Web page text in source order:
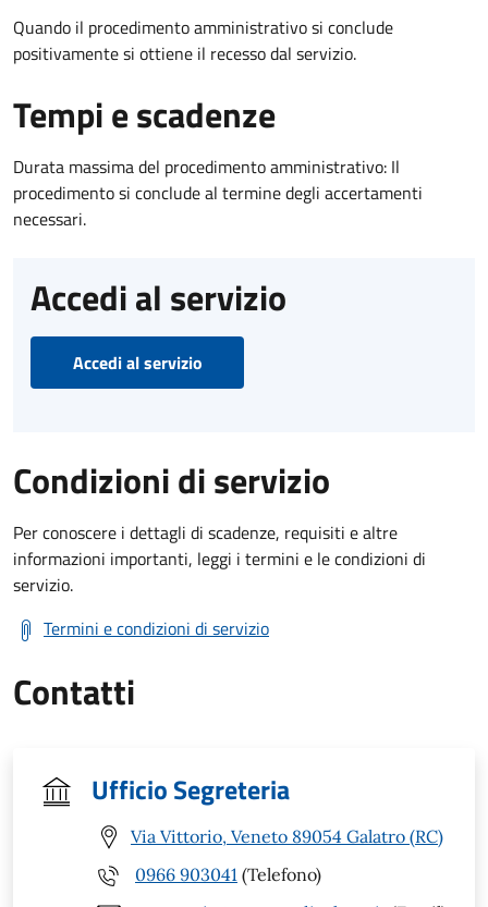
Quando il procedimento amministrativo si conclude
positivamente si ottiene il recesso dal servizio.
Tempi e scadenze
Durata massima del procedimento amministrativo: Il
procedimento si conclude al termine degli accertamenti
necessari.
Accedi al servizio
Accedi al servizio
Condizioni di servizio
Per conoscere i dettagli di scadenze, requisiti e altre
informazioni importanti, leggi i termini e le condizioni di
servizio.
Termini e condizioni di servizio
Contatti
Ufficio Segreteria
Via Vittorio, Veneto 89054 Galatro (RC)
0966 903041 (Telefono)